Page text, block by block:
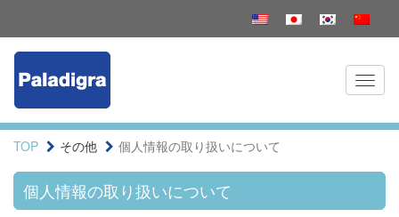
TOP その他 個人情報の取り扱いについて
個人情報の取り扱いについて